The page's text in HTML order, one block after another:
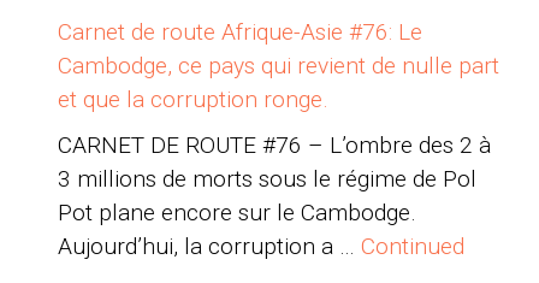
Carnet de route Afrique-Asie #76: Le
Cambodge, ce pays qui revient de nulle part
et que la corruption ronge.
CARNET DE ROUTE #76 – L’ombre des 2 à
3 millions de morts sous le régime de Pol
Pot plane encore sur le Cambodge.
Aujourd’hui, la corruption a … Continued